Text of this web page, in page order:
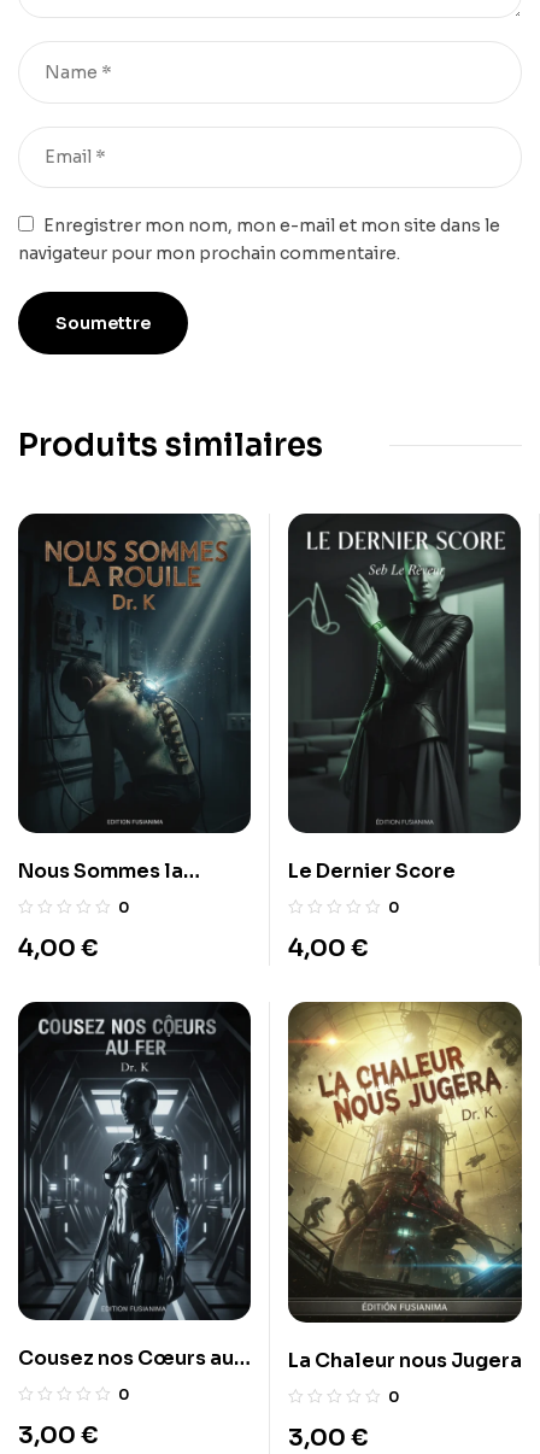
Enregistrer mon nom, mon e-mail et mon site dans le
navigateur pour mon prochain commentaire.
Produits similaires
Nous Sommes la
Rouille
0
4,00 €
Le Dernier Score
0
4,00 €
Cousez nos Cœurs au
Fer
0
3,00 €
La Chaleur nous Jugera
0
3,00 €